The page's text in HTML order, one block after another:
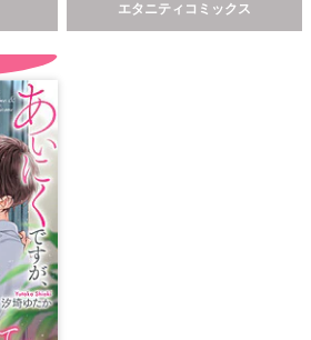
エタニティコミックス